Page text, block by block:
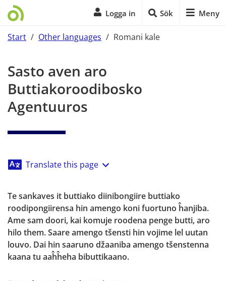
Logga in Sök Meny
Start / Other languages / Romani kale
Sasto aven aro
Buttiakoroodibosko
Agentuuros
Translate this page
Te sankaves it buttiako diinibongiire buttiako
roodipongiirensa hin amengo koni fuortuno ĥanjiba.
Ame sam doori, kai komuje roodena penge butti, aro
hilo them. Saare amengo tšensti hin vojime lel uutan
louvo. Dai hin saaruno džaaniba amengo tšenstenna
kaana tu aaĥĥeha bibuttikaano.